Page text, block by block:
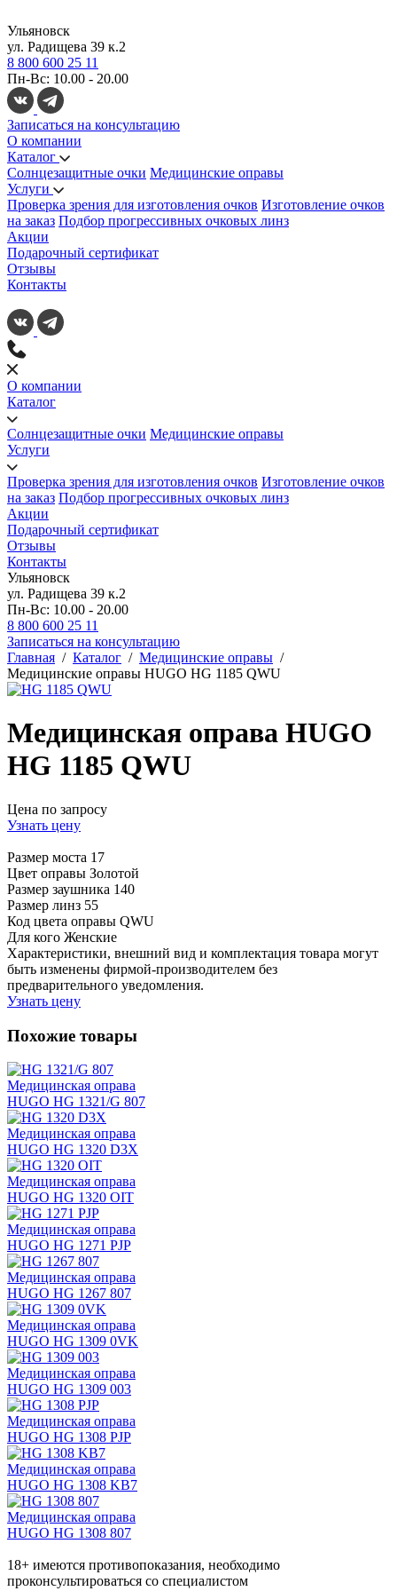
Ульяновск
ул. Радищева 39 к.2
8 800 600 25 11
Пн-Вс: 10.00 - 20.00
Записаться на консультацию
О компании
Каталог
Солнцезащитные очки Медицинские оправы
Услуги
Проверка зрения для изготовления очков Изготовление очков
на заказ Подбор прогрессивных очковых линз
Акции
Подарочный сертификат
Отзывы
Контакты
О компании
Каталог
Солнцезащитные очки Медицинские оправы
Услуги
Проверка зрения для изготовления очков Изготовление очков
на заказ Подбор прогрессивных очковых линз
Акции
Подарочный сертификат
Отзывы
Контакты
Ульяновск
ул. Радищева 39 к.2
Пн-Вс: 10.00 - 20.00
8 800 600 25 11
Записаться на консультацию
Главная / Каталог / Медицинские оправы /
Медицинские оправы HUGO HG 1185 QWU
Медицинская оправа HUGO
HG 1185 QWU
Цена по запросу
Узнать цену
Размер моста 17
Цвет оправы Золотой
Размер заушника 140
Размер линз 55
Код цвета оправы QWU
Для кого Женские
Характеристики, внешний вид и комплектация товара могут
быть изменены фирмой-производителем без
предварительного уведомления.
Узнать цену
Похожие товары
Медицинская оправа
HUGO HG 1321/G 807
Медицинская оправа
HUGO HG 1320 D3X
Медицинская оправа
HUGO HG 1320 OIT
Медицинская оправа
HUGO HG 1271 PJP
Медицинская оправа
HUGO HG 1267 807
Медицинская оправа
HUGO HG 1309 0VK
Медицинская оправа
HUGO HG 1309 003
Медицинская оправа
HUGO HG 1308 PJP
Медицинская оправа
HUGO HG 1308 KB7
Медицинская оправа
HUGO HG 1308 807
18+ имеются противопоказания, необходимо
проконсультироваться со специалистом